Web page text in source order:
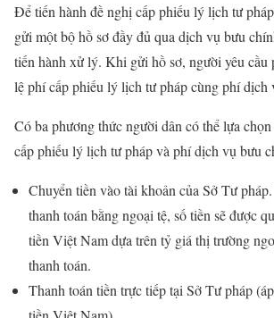
Để tiến hành đề nghị cấp phiếu lý lịch tư
gửi một bộ hồ sơ đầy đủ qua dịch vụ bưu
tiến hành xử lý. Khi gửi hồ sơ, người yêu cầu
lệ phí cấp phiếu lý lịch tư pháp cùng phí dịch
Có ba phương thức người dân có thể lựa
cấp phiếu lý lịch tư pháp và phí dịch vụ bưu
Chuyển tiền vào tài khoản của Sở Tư
thanh toán bằng ngoại tệ, số tiền sẽ được
tiền Việt Nam dựa trên tỷ giá thị trường
thanh toán.
Thanh toán tiền trực tiếp tại Sở Tư pháp